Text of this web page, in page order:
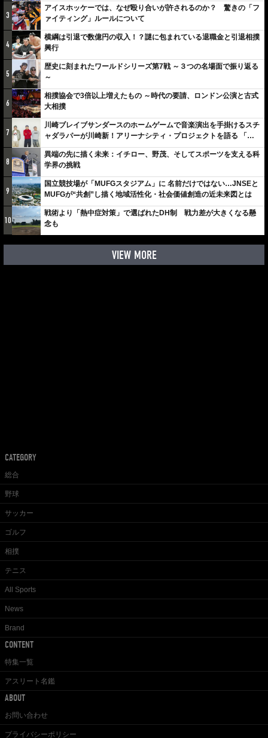
3
アイスホッケーでは、なぜ殴り合いが許されるのか？ 驚きの「フ
ァイティング」ルールについて
4
横綱は引退で数億円の収入！？謎に包まれている退職金と引退相撲
興行
5
歴史に刻まれたワールドシリーズ第7戦 ～３つの名場面で振り返る
～
6
相撲協会で3倍以上増えたもの ～時代の要請、ロンドン公演と古式
大相撲
7
川崎ブレイブサンダースのホームゲームで音楽演出を手掛けるスチ
ャダラパーが川崎新！アリーナシティ・プロジェクトを語る 「楽
しみでしかないでしょ。川崎は、ずっと成長曲線だから」
8
異端の先に描く未来：イチロー、野茂、そしてスポーツを支える科
学界の挑戦
9
国立競技場が「MUFGスタジアム」に 名前だけではない…JNSEと
MUFGが“共創”し描く地域活性化・社会価値創造の近未来図とは
10
戦術より「熱中症対策」で選ばれたDH制 戦力差が大きくなる懸
念も
VIEW MORE
CATEGORY
総合
野球
サッカー
ゴルフ
相撲
テニス
All Sports
News
Brand
CONTENT
特集一覧
アスリート名鑑
ABOUT
お問い合わせ
プライバシーポリシー